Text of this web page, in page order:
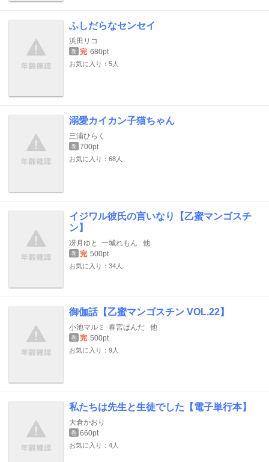
ふしだらなセンセイ
浜田リコ
巻 完 680pt
お気に入り：5人
溺愛カイカン子猫ちゃん
三浦ひらく
巻 700pt
お気に入り：68人
イジワル彼氏の言いなり【乙蜜マンゴスチ
ン】
冴月ゆと 一城れもん 他
巻 完 500pt
お気に入り：34人
御伽話【乙蜜マンゴスチン VOL.22】
小池マルミ 春宮ぱんだ 他
巻 完 500pt
お気に入り：9人
私たちは先生と生徒でした【電子単行本】
大倉かおり
巻 660pt
お気に入り：4人